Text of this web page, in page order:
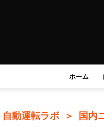
ホーム
自動運転ラボ ＞ 国内